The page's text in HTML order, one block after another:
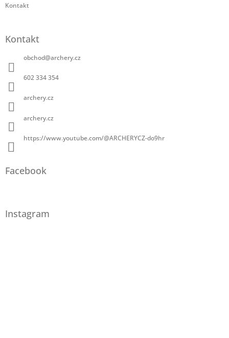
Kontakt
Kontakt
obchod@archery.cz
602 334 354
archery.cz
archery.cz
https://www.youtube.com/@ARCHERYCZ-do9hr
Facebook
Instagram